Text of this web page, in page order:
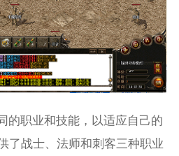
的职业和技能，以适应自己的
了战士、法师和刺客三种职业